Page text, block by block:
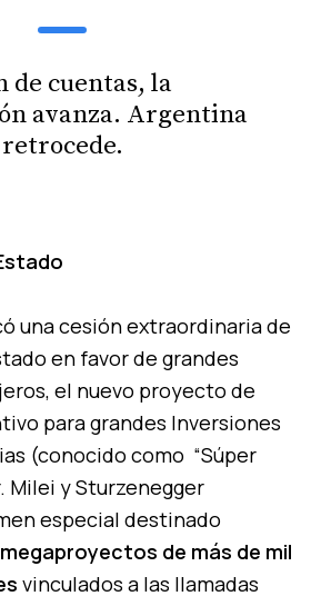
de cuentas, la
avanza. Argentina
retrocede.
una cesión extraordinaria de
en favor de grandes
el nuevo proyecto de
para grandes Inversiones
(conocido como “Súper
Milei y Sturzenegger
especial destinado
megaproyectos de más de mil
vinculados a las llamadas